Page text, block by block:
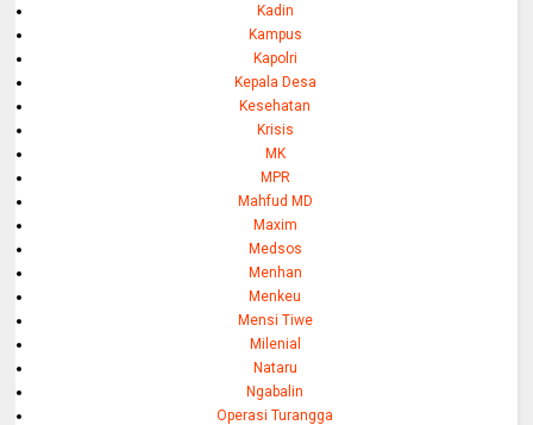
Kadin
Kampus
Kapolri
Kepala Desa
Kesehatan
Krisis
MK
MPR
Mahfud MD
Maxim
Medsos
Menhan
Menkeu
Mensi Tiwe
Milenial
Nataru
Ngabalin
Operasi Turangga